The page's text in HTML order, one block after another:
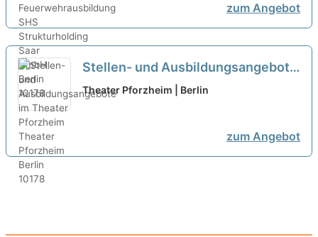
zum Angebot
Stellen- und Ausbildungsangebote
im Theater Pforzheim
Theater Pforzheim | Berlin
zum Angebot